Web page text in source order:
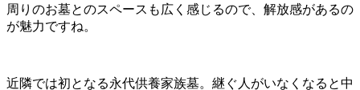
周りのお墓とのスペースも広く感じるので、解放感があるの
が魅力ですね。
近隣では初となる永代供養家族墓。継ぐ人がいなくなると中